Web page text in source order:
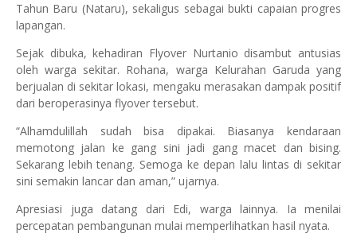
Tahun Baru (Nataru), sekaligus sebagai bukti capaian progres
lapangan.
Sejak dibuka, kehadiran Flyover Nurtanio disambut antusias
oleh warga sekitar. Rohana, warga Kelurahan Garuda yang
berjualan di sekitar lokasi, mengaku merasakan dampak positif
dari beroperasinya flyover tersebut.
“Alhamdulillah sudah bisa dipakai. Biasanya kendaraan
memotong jalan ke gang sini jadi gang macet dan bising.
Sekarang lebih tenang. Semoga ke depan lalu lintas di sekitar
sini semakin lancar dan aman,” ujarnya.
Apresiasi juga datang dari Edi, warga lainnya. Ia menilai
percepatan pembangunan mulai memperlihatkan hasil nyata.